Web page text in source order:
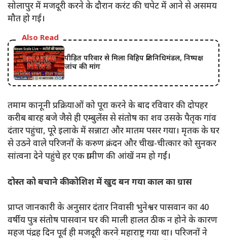
सोलापुर में मजदूरी करने के दौरान करंट की चपेट में आने से असमय
मौत हो गई।
Also Read
पीड़ित परिवार से मिला विहिप प्रतिनिधिमंडल, निष्पक्ष
जांच की मांग
तमाम कानूनी प्रक्रियाओं को पूरा करने के बाद रविवार की दोपहर
करीब बारह बजे जैसे ही एम्बुलेंस से संतोष का शव उसके पैतृक गांव
दंतार पहुंचा, पूरे इलाके में सन्नाटा और मातम पसर गया। मृतक के घर
से उठने वाले परिजनों के करुण क्रंदन और चीख-चीत्कार को सुनकर
सांत्वना देने पहुंचे हर एक ग्रामीण की आंखें नम हो गईं।
दोस्त को बचाने की कोशिश में खुद बन गया काल का ग्रास
प्राप्त जानकारी के अनुसार दंतार निवासी भुनेश्वर पासवान का 40
वर्षीय पुत्र संतोष पासवान घर की माली हालत ठीक न होने के कारण
महज पंद्रह दिन पूर्व ही मजदूरी करने महाराष्ट्र गया था। परिजनों ने